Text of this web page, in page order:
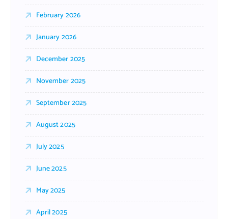
February 2026
January 2026
December 2025
November 2025
September 2025
August 2025
July 2025
June 2025
May 2025
April 2025